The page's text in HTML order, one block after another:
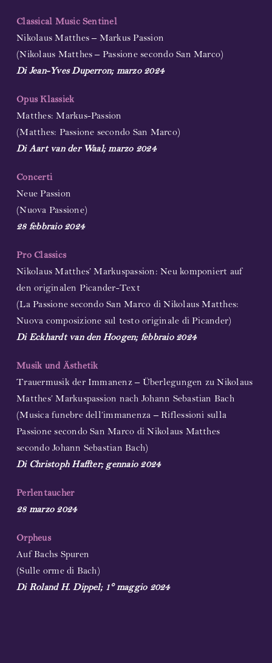
Classical Music Sentinel
Nikolaus Matthes – Markus Passion
(Nikolaus Matthes – Passione secondo San Marco)
Di Jean-Yves Duperron; marzo 2024
Opus Klassiek
Matthes: Markus-Passion
(Matthes: Passione secondo San Marco)
Di Aart van der Waal; marzo 2024
Concerti
Neue Passion
(Nuova Passione)
28 febbraio 2024
Pro Classics
Nikolaus Matthes’ Markuspassion: Neu komponiert auf
den originalen Picander-Text
(La Passione secondo San Marco di Nikolaus Matthes:
Nuova composizione sul testo originale di Picander)
Di Eckhardt van den Hoogen; febbraio 2024
Musik und Ästhetik
Trauermusik der Immanenz – Überlegungen zu Nikolaus
Matthes’ Markuspassion nach Johann Sebastian Bach
(Musica funebre dell’immanenza – Riflessioni sulla
Passione secondo San Marco di Nikolaus Matthes
secondo Johann Sebastian Bach)
Di Christoph Haffter; gennaio 2024
Perlentaucher
28 marzo 2024
Orpheus
Auf Bachs Spuren
(Sulle orme di Bach)
Di Roland H. Dippel; 1° maggio 2024